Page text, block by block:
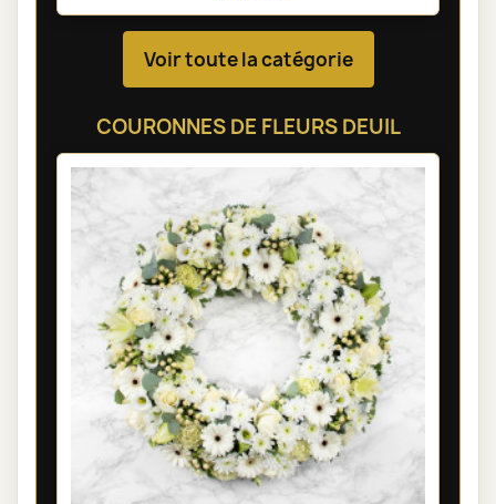
Voir toute la catégorie
COURONNES DE FLEURS DEUIL